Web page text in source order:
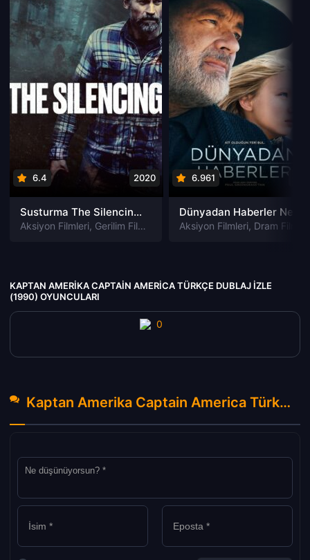
6.4 2020
Susturma The Silencing izle
Aksiyon Filmleri, Gerilim Filmleri Gizem Filmleri,Suç Filmleri
6.961
Aksiyon Filmleri, Dram Filmleri
KAPTAN AMERIKA CAPTAIN AMERICA TÜRKÇE DUBLAJ IZLE
(1990) OYUNCULARI
Kaptan Amerika Captain America Türkçe Dublaj izle (1990) Hakkında Yorumlar